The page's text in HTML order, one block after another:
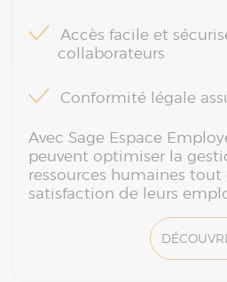
Accès facile et
collaborateurs
Conformité légale
Avec Sage Espace
peuvent optimiser la
ressources humaines
satisfaction de leurs